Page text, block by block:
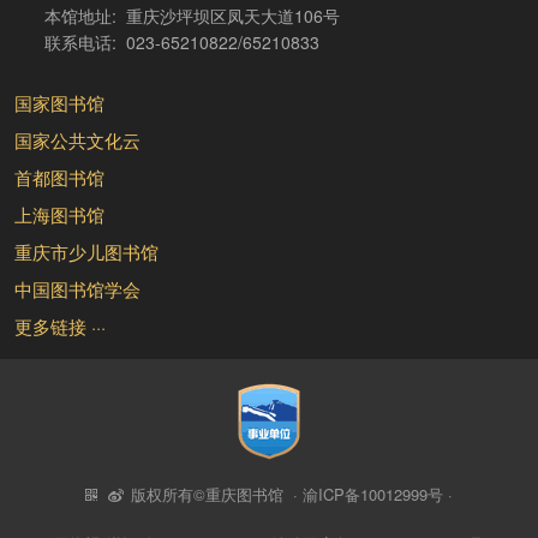
本馆地址: 重庆沙坪坝区凤天大道106号
联系电话: 023-65210822/65210833
国家图书馆
国家公共文化云
首都图书馆
上海图书馆
重庆市少儿图书馆
中国图书馆学会
更多链接 ···
版权所有©重庆图书馆 · 渝ICP备10012999号·